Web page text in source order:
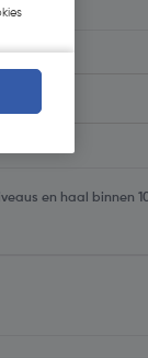
en haal binnen